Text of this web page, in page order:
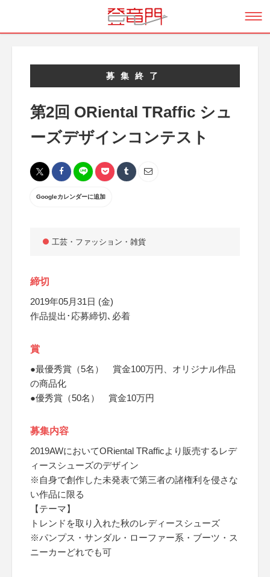
募集終了
第2回 ORiental TRaffic シュ
ーズデザインコンテスト
Googleカレンダーに追加
工芸・ファッション・雑貨
締切
2019年05月31日 (金)
作品提出･応募締切､必着
賞
●最優秀賞（5名） 賞金100万円、オリジナル作品
の商品化
●優秀賞（50名） 賞金10万円
募集内容
2019AWにおいてORiental TRafficより販売するレデ
ィースシューズのデザイン
※自身で創作した未発表で第三者の諸権利を侵さな
い作品に限る
【テーマ】
トレンドを取り入れた秋のレディースシューズ
※パンプス・サンダル・ローファー系・ブーツ・ス
ニーカーどれでも可